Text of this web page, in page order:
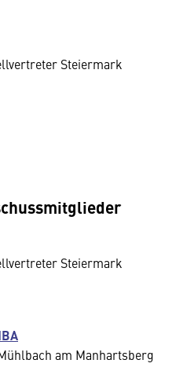
Steiermark
Steiermark
am Manhartsberg